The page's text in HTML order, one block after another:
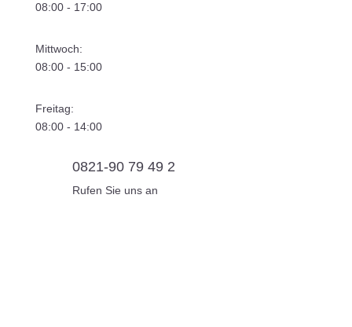
08:00 - 17:00
Mittwoch:
08:00 - 15:00
Freitag:
08:00 - 14:00
0821-90 79 49 2
Rufen Sie uns an